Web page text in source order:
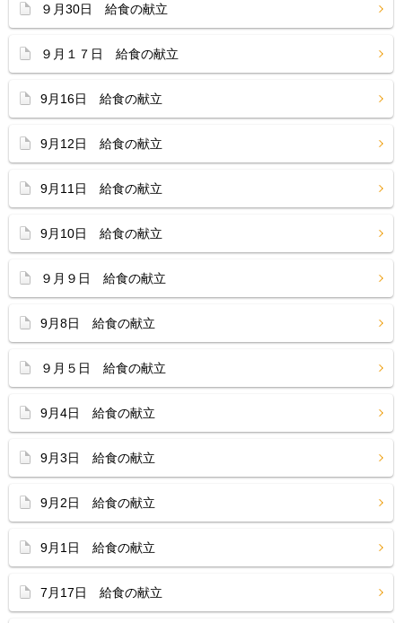
９月30日 給食の献立
９月１７日 給食の献立
9月16日 給食の献立
9月12日 給食の献立
9月11日 給食の献立
9月10日 給食の献立
９月９日 給食の献立
9月8日 給食の献立
９月５日 給食の献立
9月4日 給食の献立
9月3日 給食の献立
9月2日 給食の献立
9月1日 給食の献立
7月17日 給食の献立